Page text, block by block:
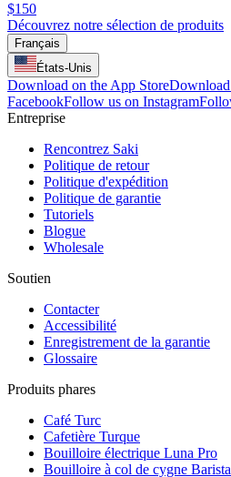
$150
Découvrez notre sélection de produits
Français
États-Unis
Download on the App Store
FacebookFollow us on Instagram
Entreprise
Rencontrez Saki
Politique de retour
Politique d'expédition
Politique de garantie
Tutoriels
Blogue
Wholesale
Soutien
Contacter
Accessibilité
Enregistrement de la garantie
Glossaire
Produits phares
Café Turc
Cafetière Turque
Bouilloire électrique Luna Pro
Bouilloire à col de cygne